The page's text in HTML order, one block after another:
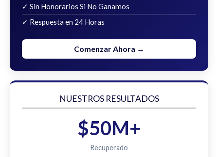
✓ Sin Honorarios Si No Ganamos
✓ Respuesta en 24 Horas
Comenzar Ahora →
NUESTROS RESULTADOS
$50M+
Recuperado